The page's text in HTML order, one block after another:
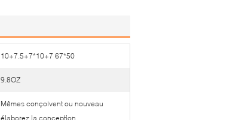
10+7.5+7*10+7 67*50
9.8OZ
Mêmes conçoivent ou nouveau
élaborez la conception